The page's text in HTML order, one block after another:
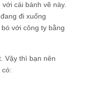
cái bánh vẽ này.
đi xuống
với công ty bằng
Vậy thì bạn nên
có: